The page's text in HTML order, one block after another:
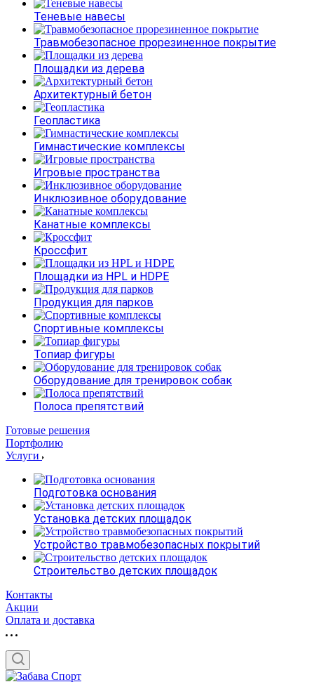
Теневые навесы
Травмобезопасное прорезиненное покрытие
Площадки из дерева
Архитектурный бетон
Геопластика
Гимнастические комплексы
Игровые пространства
Инклюзивное оборудование
Канатные комплексы
Кроссфит
Площадки из HPL и HDPE
Продукция для парков
Спортивные комплексы
Топиар фигуры
Оборудование для тренировок собак
Полоса препятствий
Готовые решения
Портфолию
Услуги
Подготовка основания
Установка детских площадок
Устройство травмобезопасных покрытий
Строительство детских площадок
Контакты
Акции
Оплата и доставка